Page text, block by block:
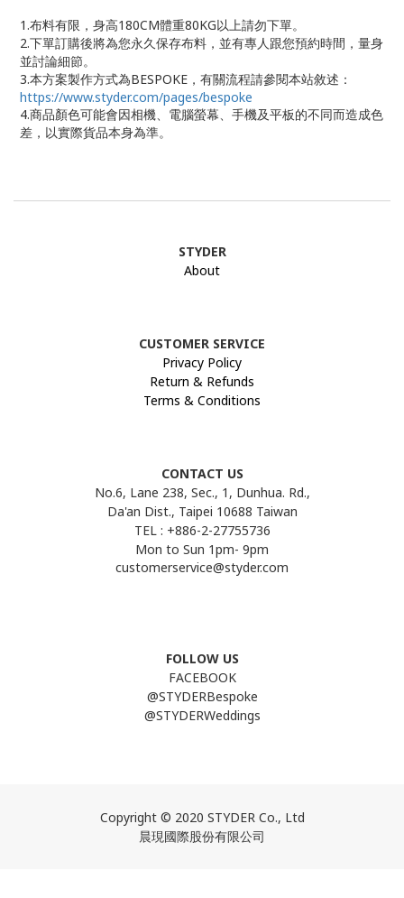
1.布料有限，身高180CM體重80KG以上請勿下單。
2.下單訂購後將為您永久保存布料，並有專人跟您預約時間，量身
並討論細節。
3.本方案製作方式為BESPOKE，有關流程請參閱本站敘述：
https://www.styder.com/pages/bespoke
4.商品顏色可能會因相機、電腦螢幕、手機及平板的不同而造成色
差，以實際貨品本身為準。
STYDER
About
CUSTOMER SERVICE
Privacy Policy
Return & Refunds
Terms & Conditions
CONTACT US
No.6, Lane 238, Sec., 1, Dunhua. Rd.,
Da'an Dist., Taipei 10688 Taiwan
TEL : +886-2-27755736
Mon to Sun 1pm- 9pm
customerservice@styder.com
FOLLOW US
FACEBOOK
@STYDERBespoke
@STYDERWeddings
Copyright © 2020 STYDER Co., Ltd
晨現國際股份有限公司